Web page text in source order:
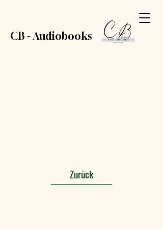
CB - Audiobooks
Zurück